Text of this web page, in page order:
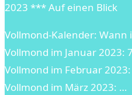
2023 *** Auf einen Blick
Vollmond-Kalender: Wann
Vollmond im Januar 2023:
Vollmond im Februar
Vollmond im März 2023: …